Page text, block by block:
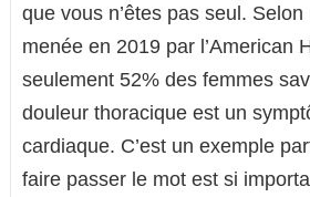
que vous n’êtes pas seul.
menée en 2019 par l’American
seulement 52% des femmes
douleur thoracique est un
cardiaque. C’est un exemple
faire passer le mot est si